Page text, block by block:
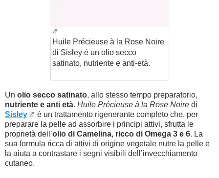
Huile Précieuse à la Rose Noire
di Sisley è un olio secco
satinato, nutriente e anti-età.
Un olio secco satinato, allo stesso tempo preparatorio,
nutriente e anti età. Huile Précieuse à la Rose Noire di
Sisley
è un trattamento rigenerante completo che, per
preparare la pelle ad assorbire i principi attivi, sfrutta le
proprietà dell’olio di Camelina, ricco di Omega 3 e 6. La
sua formula ricca di attivi di origine vegetale nutre la pelle e
la aiuta a contrastare i segni visibili dell’invecchiamento
cutaneo.